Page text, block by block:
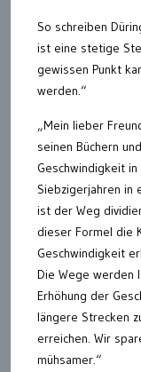
So schreiben
ist eine stetige
gewissen Punkt
werden.“
„Mein lieber
seinen Büchern
Geschwindigkeit
Siebzigerjahren in
ist der Weg
dieser Formel die
Geschwindigkeit
Die Wege werden
Erhöhung der
längere Strecken
erreichen. Wir
mühsamer.“